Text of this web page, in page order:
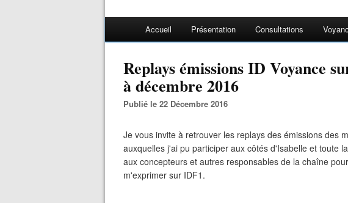
Accueil Présentation Consultations
Replays émissions ID Voyance
à décembre 2016
Publié le 22 Décembre 2016
Je vous invite à retrouver les replays des émissions des
auxquelles j'ai pu participer aux côtés d'Isabelle et toute
aux concepteurs et autres responsables de la chaîne
m'exprimer sur IDF1.